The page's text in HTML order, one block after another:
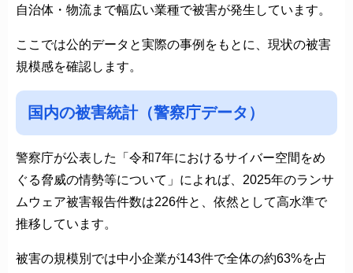
自治体・物流まで幅広い業種で被害が発生しています。
ここでは公的データと実際の事例をもとに、現状の被害
規模感を確認します。
国内の被害統計（警察庁データ）
警察庁が公表した「令和7年におけるサイバー空間をめ
ぐる脅威の情勢等について」によれば、2025年のランサ
ムウェア被害報告件数は226件と、依然として高水準で
推移しています。
被害の規模別では中小企業が143件で全体の約63%を占